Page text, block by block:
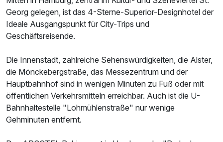
Georg gelegen, ist das 4-Sterne-Superior-Designhotel der
Ideale Ausgangspunkt für City-Trips und
Geschäftsreisende.
Die Innenstadt, zahlreiche Sehenswürdigkeiten, die Alster,
die Mönckebergstraße, das Messezentrum und der
Hauptbahnhof sind in wenigen Minuten zu Fuß oder mit
öffentlichen Verkehrsmitteln erreichbar. Auch ist die U-
Bahnhaltestelle "Lohmühlenstraße" nur wenige
Gehminuten entfernt.